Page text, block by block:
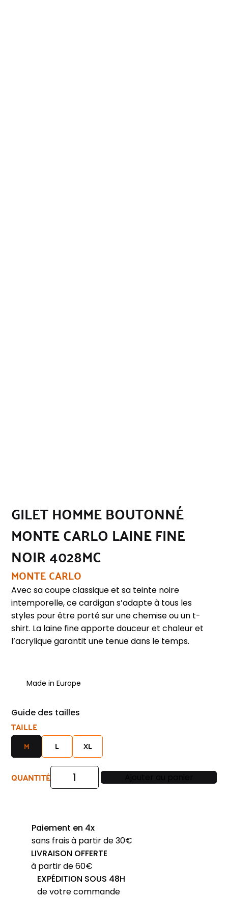
GILET HOMME BOUTONNÉ
MONTE CARLO LAINE FINE
NOIR 4028MC
MONTE CARLO
Avec sa coupe classique et sa teinte noire
intemporelle, ce cardigan s’adapte à tous les
styles pour être porté sur une chemise ou un t-
shirt. La laine fine apporte douceur et chaleur et
l’acrylique garantit une tenue dans le temps.
Made in Europe
Guide des tailles
TAILLE
M L XL
quantité
boutonné
MONTE
CARLO
QUANTITÉ
Paiement en 4x
sans frais à partir de 30€
LIVRAISON OFFERTE
à partir de 60€
EXPÉDITION SOUS 48H
de votre commande